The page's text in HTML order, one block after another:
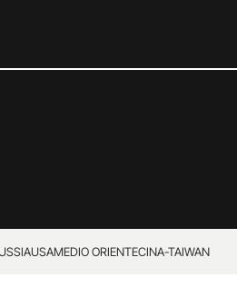
USAMEDIO ORIENTECINA-TAIWAN